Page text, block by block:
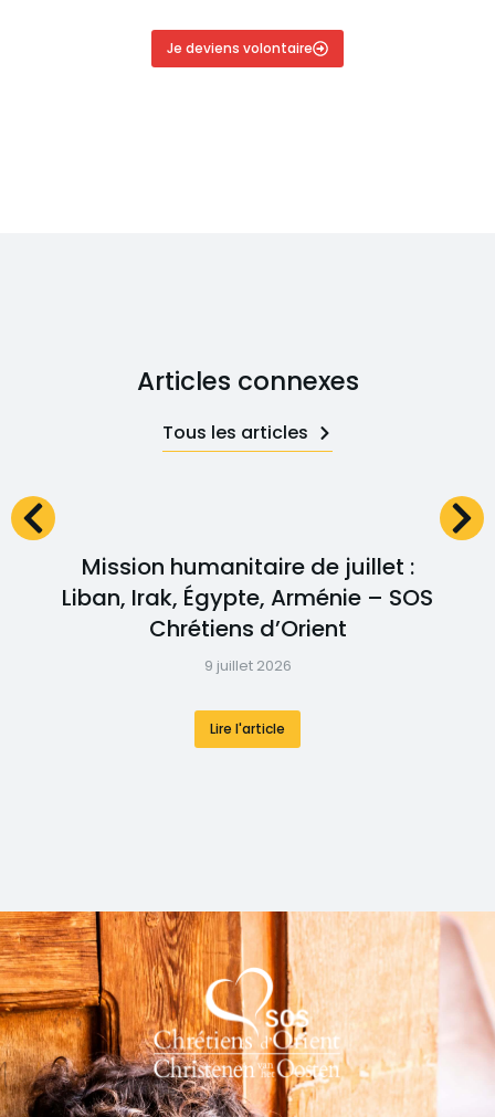
Je deviens volontaire
Articles connexes
Tous les articles
Mission humanitaire de juillet :
Liban, Irak, Égypte, Arménie – SOS
Chrétiens d’Orient
9 juillet 2026
Lire l'article